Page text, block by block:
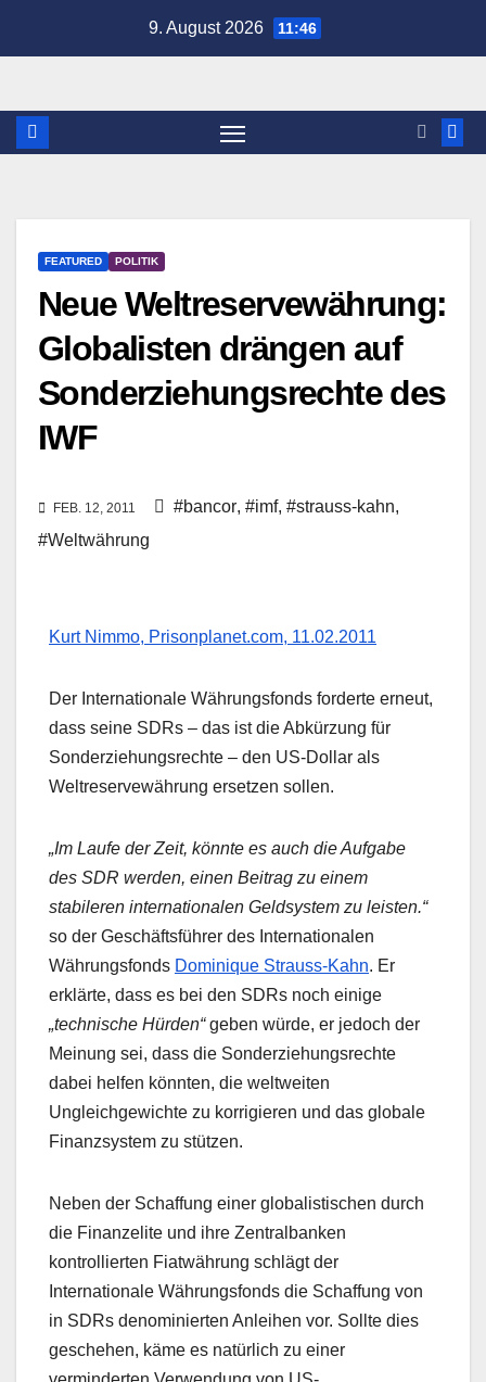
9. August 2026 11:46
FEATURED POLITIK
Neue Weltreservewährung:
Globalisten drängen auf
Sonderziehungsrechte des
IWF
FEB. 12, 2011 #bancor, #imf, #strauss-kahn,
#Weltwährung
Kurt Nimmo, Prisonplanet.com, 11.02.2011
Der Internationale Währungsfonds forderte erneut,
dass seine SDRs – das ist die Abkürzung für
Sonderziehungsrechte – den US-Dollar als
Weltreservewährung ersetzen sollen.
„Im Laufe der Zeit, könnte es auch die Aufgabe
des SDR werden, einen Beitrag zu einem
stabileren internationalen Geldsystem zu leisten.“
so der Geschäftsführer des Internationalen
Währungsfonds Dominique Strauss-Kahn. Er
erklärte, dass es bei den SDRs noch einige
„technische Hürden“geben würde, er jedoch der
Meinung sei, dass die Sonderziehungsrechte
dabei helfen könnten, die weltweiten
Ungleichgewichte zu korrigieren und das globale
Finanzsystem zu stützen.
Neben der Schaffung einer globalistischen durch
die Finanzelite und ihre Zentralbanken
kontrollierten Fiatwährung schlägt der
Internationale Währungsfonds die Schaffung von
in SDRs denominierten Anleihen vor. Sollte dies
geschehen, käme es natürlich zu einer